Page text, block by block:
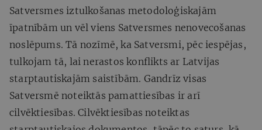
Satversmes iztulkošanas metodoloģiskajām
īpatnībām un vēl viens Satversmes nenovecošanas
noslēpums. Tā nozīmē, ka Satversmi, pēc iespējas,
tulkojam tā, lai nerastos konflikts ar Latvijas
starptautiskajām saistībām. Gandrīz visas
Satversmē noteiktās pamattiesības ir arī
cilvēktiesības. Cilvēktiesības noteiktas